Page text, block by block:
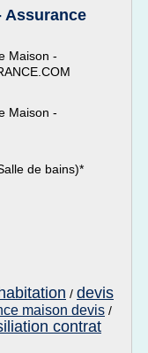
Assurance
Maison -
Maison -
de bains)*
/ devis
maison devis /
contrat